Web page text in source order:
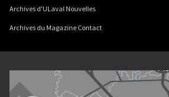
Archives d'ULaval Nouvelles
Archives du Magazine Contact